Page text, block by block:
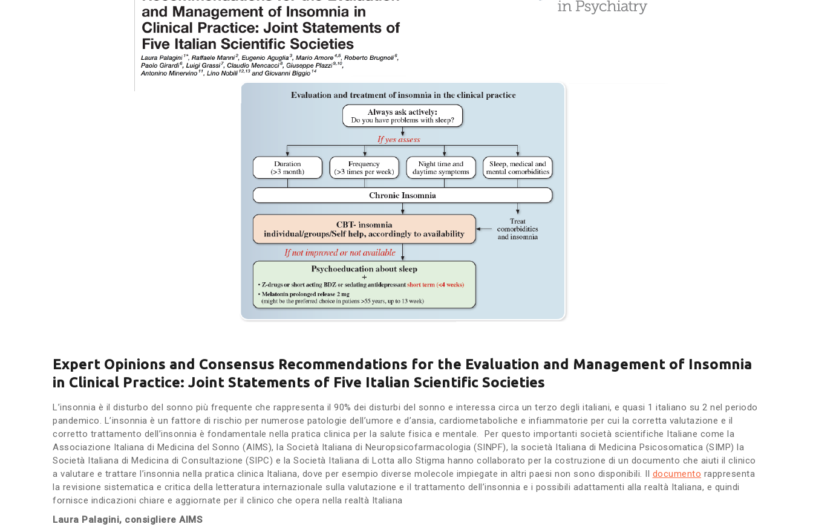
Expert Opinions and Consensus Recommendations for the Evaluation and Management of Insomnia
in Clinical Practice: Joint Statements of Five Italian Scientific Societies
L’insonnia è il disturbo del sonno più frequente che rappresenta il 90% dei disturbi del sonno e interessa circa un terzo degli italiani, e quasi 1 italiano su 2 nel periodo
pandemico. L’insonnia è un fattore di rischio per numerose patologie dell’umore e d’ansia, cardiometaboliche e infiammatorie per cui la corretta valutazione e il
corretto trattamento dell’insonnia è fondamentale nella pratica clinica per la salute fisica e mentale. Per questo importanti società scientifiche Italiane come la
Associazione Italiana di Medicina del Sonno (AIMS), la Società Italiana di Neuropsicofarmacologia (SINPF), la società Italiana di Medicina Psicosomatica (SIMP) la
Società Italiana di Medicina di Consultazione (SIPC) e la Società Italiana di Lotta allo Stigma hanno collaborato per la costruzione di un documento che aiuti il clinico
a valutare e trattare l’insonnia nella pratica clinica Italiana, dove per esempio diverse molecole impiegate in altri paesi non sono disponibili. Il documento rappresenta
la revisione sistematica e critica della letteratura internazionale sulla valutazione e il trattamento dell’insonnia e i possibili adattamenti alla realtà Italiana, e quindi
fornisce indicazioni chiare e aggiornate per il clinico che opera nella realtà Italiana
Laura Palagini, consigliere AIMS